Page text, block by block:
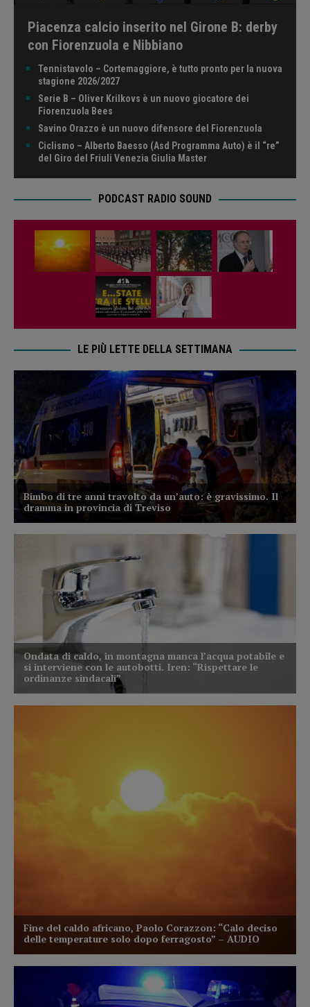
Piacenza calcio inserito nel Girone B: derby
con Fiorenzuola e Nibbiano
Tennistavolo – Cortemaggiore, è tutto pronto per la nuova
stagione 2026/2027
Serie B – Oliver Krilkovs è un nuovo giocatore dei
Fiorenzuola Bees
Savino Orazzo è un nuovo difensore del Fiorenzuola
Ciclismo – Alberto Baesso (Asd Programma Auto) è il “re”
del Giro del Friuli Venezia Giulia Master
PODCAST RADIO SOUND
LE PIÙ LETTE DELLA SETTIMANA